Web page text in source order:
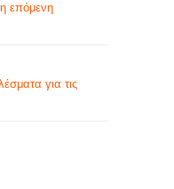
η επόμενη
για τις